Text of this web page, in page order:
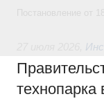
технопарка